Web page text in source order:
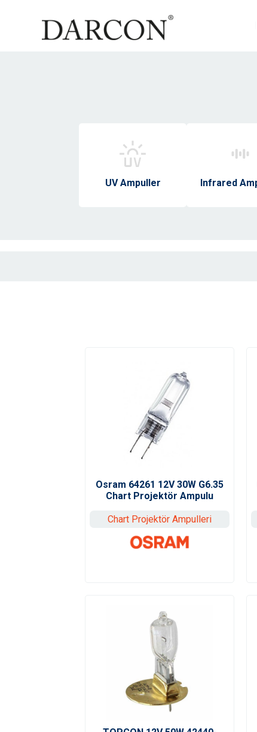
UV Ampuller Infrared
Osram 64261 12V 30W G6.35
Chart Projektör Ampulu
Chart Projektör Ampulleri